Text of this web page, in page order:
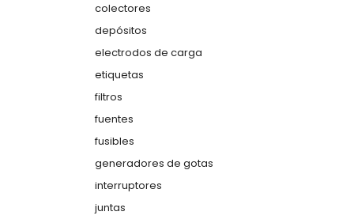
colectores
depósitos
electrodos de carga
etiquetas
filtros
fuentes
fusibles
generadores de gotas
interruptores
juntas